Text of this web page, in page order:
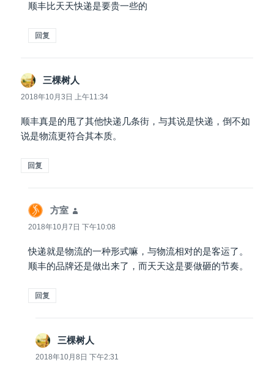
顺丰比天天快递是要贵一些的
回复
三棵树人
道：
2018年10月3日 上午11:34
顺丰真是的甩了其他快递几条街，与其说是快递，倒不如
说是物流更符合其本质。
回复
方室
道：
2018年10月7日 下午10:08
快递就是物流的一种形式嘛，与物流相对的是客运了。
顺丰的品牌还是做出来了，而天天这是要做砸的节奏。
回复
三棵树人
道：
2018年10月8日 下午2:31